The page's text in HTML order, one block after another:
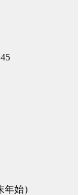
始）